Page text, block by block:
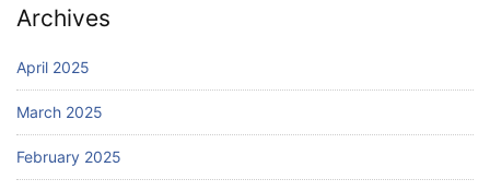
Archives
April 2025
March 2025
February 2025